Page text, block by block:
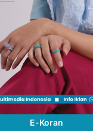
E-Koran